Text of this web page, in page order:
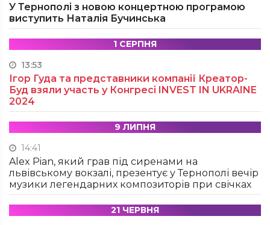
У Тернополі з новою концертною програмою
виступить Наталія Бучинська
1 СЕРПНЯ
13:53
Ігор Гуда та представники компанії Креатор-
Буд взяли участь у Конгресі INVEST IN UKRAINE
2024
9 ЛИПНЯ
14:41
Alex Pian, який грав під сиренами на
львівському вокзалі, презентує у Тернополі вечір
музики легендарних композиторів при свічках
21 ЧЕРВНЯ